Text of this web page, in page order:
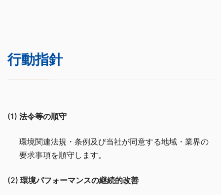
行動指針
(1) 法令等の順守
環境関連法規・条例及び当社が同意する地域・業界の
要求事項を順守します。
(2) 環境パフォーマンスの継続的改善